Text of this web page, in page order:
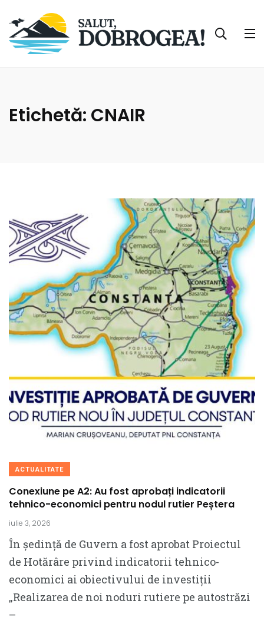
Etichetă: CNAIR
ACTUALITATE
Conexiune pe A2: Au fost aprobați indicatorii
tehnico-economici pentru nodul rutier Peștera
iulie 3, 2026
În ședință de Guvern a fost aprobat Proiectul
de Hotărâre privind indicatorii tehnico-
economici ai obiectivului de investiții
„Realizarea de noi noduri rutiere pe autostrăzi
–